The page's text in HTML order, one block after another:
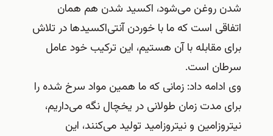
شدن روغن می‌شود، اکسید شدن هم همان
اتفاقی است که ما با خوردن آنتی‌اکسیدها در تلاش
برای مقابله با آن هستیم، این ترکیب خود عامل
سرطان است.
وی ادامه داد: زمانی که ما همین مواد سرخ شده را
برای مدت زمان طولانی در یخچال نگه می‌داریم،
نیتروزامین و نیتروزامید تولید می‌کنند، این